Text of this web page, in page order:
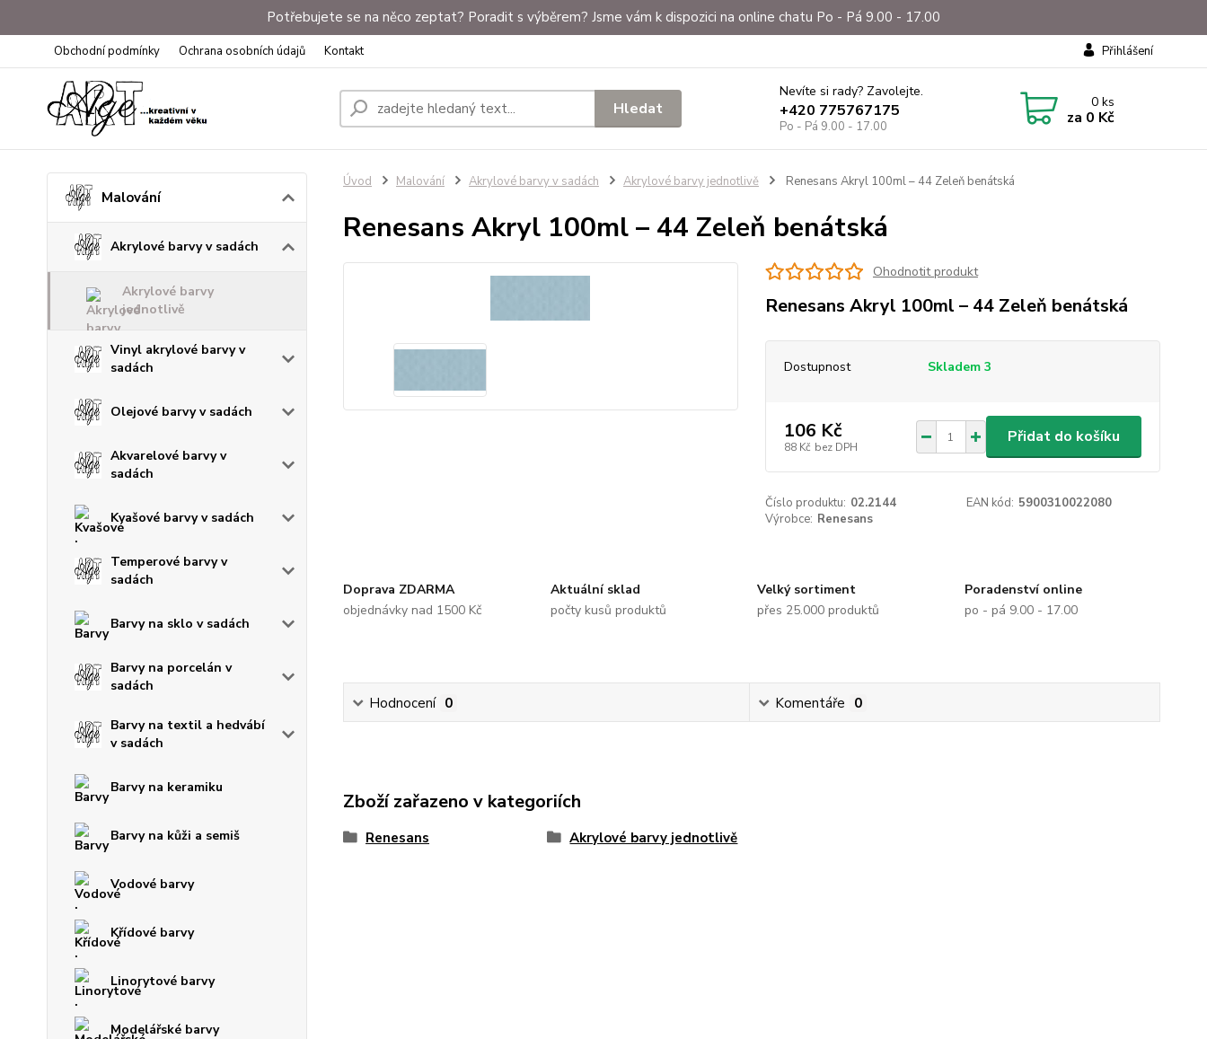
Potřebujete se na něco zeptat? Poradit s výběrem? Jsme vám k dispozici na online chatu Po - Pá 9.00 - 17.00
Obchodní podmínky Ochrana osobních údajů Kontakt Přihlášení
Hledat
Nevíte si rady? Zavolejte.
+420 775767175
Po - Pá 9.00 - 17.00
0ks
za 0 Kč
Malování
Akrylové barvy v sadách
Akrylové barvy
jednotlivě
Vinyl akrylové barvy v
sadách
Olejové barvy v sadách
Akvarelové barvy v
sadách
Kvašové barvy v sadách
Temperové barvy v
sadách
Barvy na sklo v sadách
Barvy na porcelán v
sadách
Barvy na textil a hedvábí
v sadách
Barvy na keramiku
Barvy na kůži a semiš
Vodové barvy
Křídové barvy
Linorytové barvy
Modelářské barvy
Úvod Malování Akrylové barvy v sadách Akrylové barvy jednotlivě Renesans Akryl 100ml – 44 Zeleň benátská
Renesans Akryl 100ml – 44 Zeleň benátská
Ohodnotit produkt
Renesans Akryl 100ml – 44 Zeleň benátská
Dostupnost Skladem 3
106 Kč
88 Kč bez DPH
Přidat do košíku
Číslo produktu: 02.2144 EAN kód: 5900310022080
Výrobce: Renesans
Doprava ZDARMA
objednávky nad 1500 Kč
Aktuální sklad
počty kusů produktů
Velký sortiment
přes 25.000 produktů
Poradenství online
po - pá 9.00 - 17.00
Hodnocení 0 Komentáře 0
Zboží zařazeno v kategoriích
Renesans Akrylové barvy jednotlivě